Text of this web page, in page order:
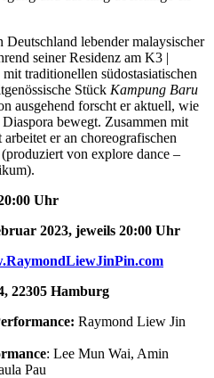
lebender malaysischer
seiner Residenz am K3 |
traditionellen südostasiatischen
Stück Kampung Baru
ausgehend forscht er aktuell, wie
bewegt. Zusammen mit
er an choreografischen
(produziert von explore dance –
Uhr
2023, jeweils 20:00 Uhr
22305 Hamburg
Raymond Liew Jin
: Lee Mun Wai, Amin
Pau